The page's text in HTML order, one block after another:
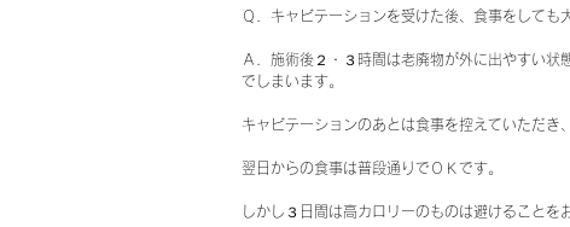
Ｑ．キャビテーションを受けた後、食事をしても
Ａ．施術後２・３時間は老廃物が外に出やすい
でしまいます。
キャビテーションのあとは食事を控えていただき
翌日からの食事は普段通りでＯＫです。
しかし３日間は高カロリーのものは避けることを